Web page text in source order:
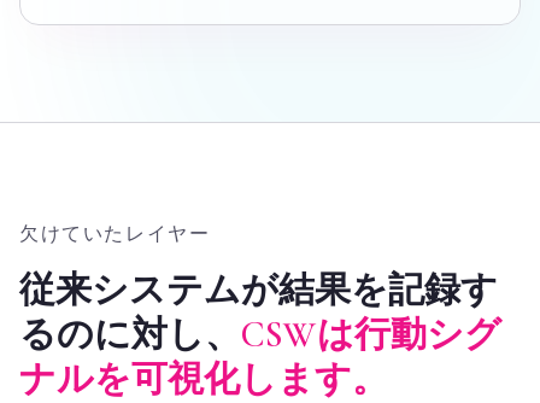
欠けていたレイヤー
従来システムが結果を記録す
るのに対し、 CSWは行動シグ
ナルを可視化します。